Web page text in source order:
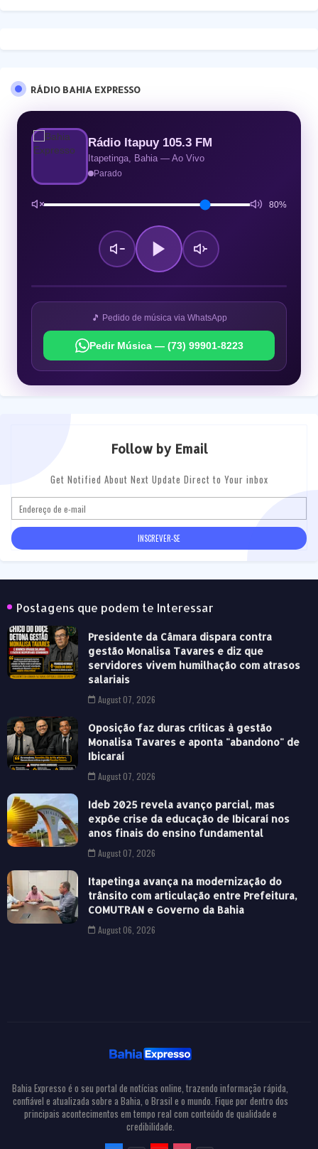
RÁDIO BAHIA EXPRESSO
Rádio Itapuy 105.3 FM
Itapetinga, Bahia — Ao Vivo
Parado
80%
🎵 Pedido de música via WhatsApp
Pedir Música — (73) 99901-8223
Follow by Email
Get Notified About Next Update Direct to Your inbox
Postagens que podem te Interessar
Presidente da Câmara dispara contra
gestão Monalisa Tavares e diz que
servidores vivem humilhação com atrasos
salariais
August 07, 2026
Oposição faz duras críticas à gestão
Monalisa Tavares e aponta "abandono" de
Ibicaraí
August 07, 2026
Ideb 2025 revela avanço parcial, mas
expõe crise da educação de Ibicaraí nos
anos finais do ensino fundamental
August 07, 2026
Itapetinga avança na modernização do
trânsito com articulação entre Prefeitura,
COMUTRAN e Governo da Bahia
August 06, 2026
Bahia Expresso é o seu portal de notícias online, trazendo informação rápida,
confiável e atualizada sobre a Bahia, o Brasil e o mundo. Fique por dentro dos
principais acontecimentos em tempo real com conteúdo de qualidade e
credibilidade.